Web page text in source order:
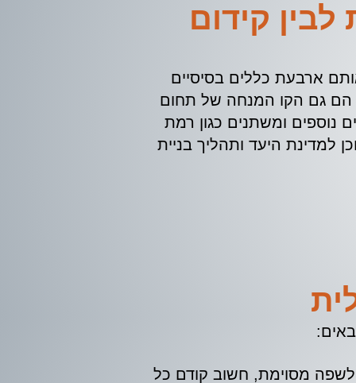
קידום
ארבעת כללים בסיסיים
הם גם הקו המנחה של תחום
נוספים ומשתנים כגון רמת
למדינת היעד ותהליך בניית
מסוימת, חשוב קודם כל